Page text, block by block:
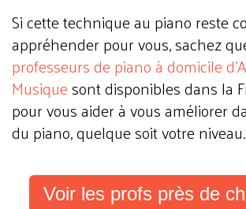
Si cette technique au piano reste
appréhender pour vous, sachez
professeurs de piano à domicile
Musiquesont disponibles dans la
pour vous aider à vous améliorer
du piano, quelque soit votre niveau.
Voir les profs près de